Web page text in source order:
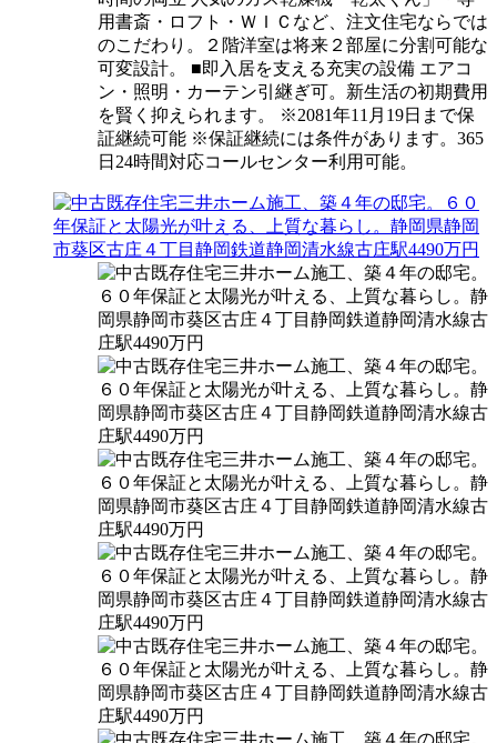
用書斎・ロフト・ＷＩＣなど、注文住宅ならでは
のこだわり。２階洋室は将来２部屋に分割可能な
可変設計。 ■即入居を支える充実の設備 エアコ
ン・照明・カーテン引継ぎ可。新生活の初期費用
を賢く抑えられます。 ※2081年11月19日まで保
証継続可能 ※保証継続には条件があります。365
日24時間対応コールセンター利用可能。